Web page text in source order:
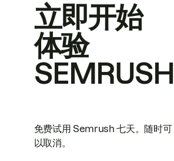
立即开始
体验
SEMRUSH
免费试用 Semrush 七天。随时可
以取消。